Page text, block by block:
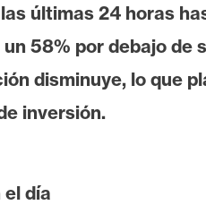
últimas 24 horas
58% por debajo
disminuye, lo que
inversión.
día